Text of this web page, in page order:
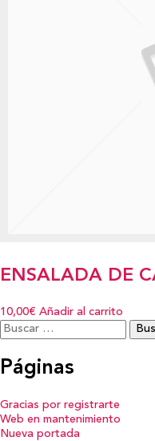
ENSALADA DE
10,00€ Añadir al carrito
Buscar:
Páginas
Gracias por registrarte
Web en mantenimiento
Nueva portada